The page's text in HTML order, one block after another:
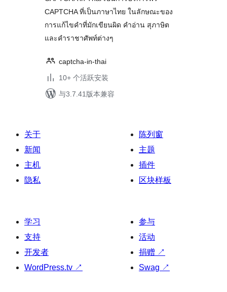
CAPTCHA ที่เป็นภาษาไทย ในลักษณะของ
การแก้ไขคำที่มักเขียนผิด คำอ่าน สุภาษิต
และคำราชาศัพท์ต่างๆ
captcha-in-thai
10+ 个活跃安装
与3.7.41版本兼容
关于
新闻
主机
隐私
陈列窗
主题
插件
区块样板
学习
支持
开发者
WordPress.tv ↗
参与
活动
捐赠 ↗
Swag ↗